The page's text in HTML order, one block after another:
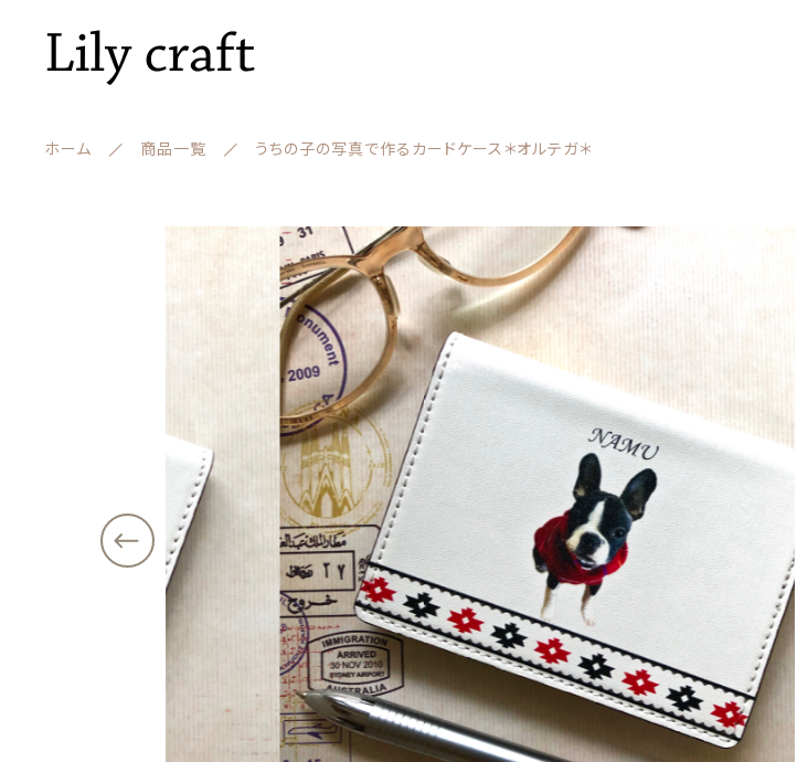
ホーム 商品一覧 うちの子の写真で作るカードケース＊オルテガ＊
カートに商品を追加しました
うちの子の写真で作るカードケース＊オルテガ＊
数量
ショッピングを続ける
ランキング
最近チェックした商品
注文履歴
ご利用ガイド
親カテゴリー
価格帯
並び順